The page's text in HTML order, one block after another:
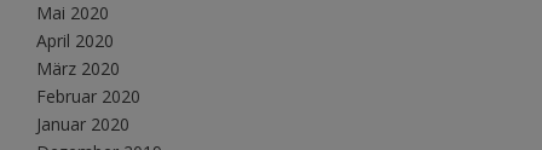
Mai 2020
April 2020
März 2020
Februar 2020
Januar 2020